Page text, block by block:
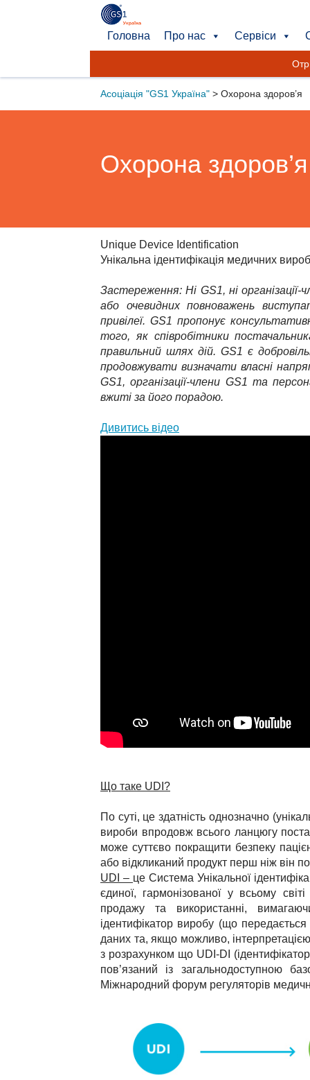
Головна Про нас Сервіси
Асоціація "GS1 Україна" > Охорона здоров’я
Охорона здоров’я
Unique Device Identification
Унікальна ідентифікація медичних
Застереження: Ні GS1, ні
або очевидних повноважень
привілеї. GS1 пропонує
того, як співробітники
правильний шлях дій. GS1 є
продовжувати визначати власні
GS1, організації-члени GS1 та
вжиті за його порадою.
Дивитись відео
Що таке UDI?
По суті, це здатність однозначно
вироби впродовж всього ланцюгу
може суттєво покращити безпеку
або відкликаний продукт перш ніж він
UDI – це Система Унікальної
єдиної, гармонізованої у всьому
продажу та використанні,
ідентифікатор виробу (що
даних та, якщо можливо,
з розрахунком що UDI-DI
пов’язаний із загальнодоступною
Міжнародний форум регуляторів